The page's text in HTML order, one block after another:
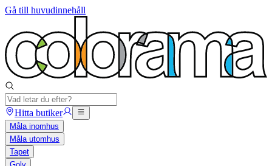
Gå till huvudinnehåll
Hitta butiker
Måla inomhus
Måla utomhus
Tapet